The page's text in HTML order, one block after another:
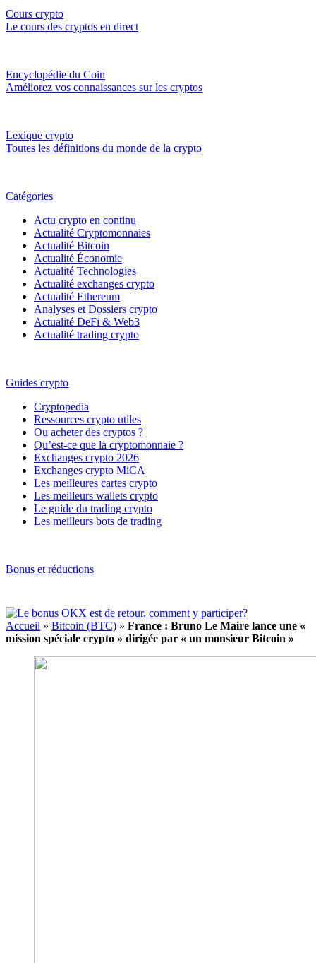
Cours crypto
Le cours des cryptos en direct
Encyclopédie du Coin
Améliorez vos connaissances sur les cryptos
Lexique crypto
Toutes les définitions du monde de la crypto
Catégories
Actu crypto en continu
Actualité Cryptomonnaies
Actualité Bitcoin
Actualité Économie
Actualité Technologies
Actualité exchanges crypto
Actualité Ethereum
Analyses et Dossiers crypto
Actualité DeFi & Web3
Actualité trading crypto
Guides crypto
Cryptopedia
Ressources crypto utiles
Ou acheter des cryptos ?
Qu’est-ce que la cryptomonnaie ?
Exchanges crypto 2026
Exchanges crypto MiCA
Les meilleures cartes crypto
Les meilleurs wallets crypto
Le guide du trading crypto
Les meilleurs bots de trading
Bonus et réductions
Accueil » Bitcoin (BTC) » France : Bruno Le Maire lance une «
mission spéciale crypto » dirigée par « un monsieur Bitcoin »